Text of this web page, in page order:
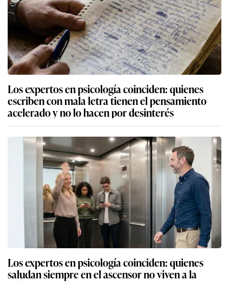
Los expertos en psicología coinciden: quienes
escriben con mala letra tienen el pensamiento
acelerado y no lo hacen por desinterés
Los expertos en psicología coinciden: quienes
saludan siempre en el ascensor no viven a la